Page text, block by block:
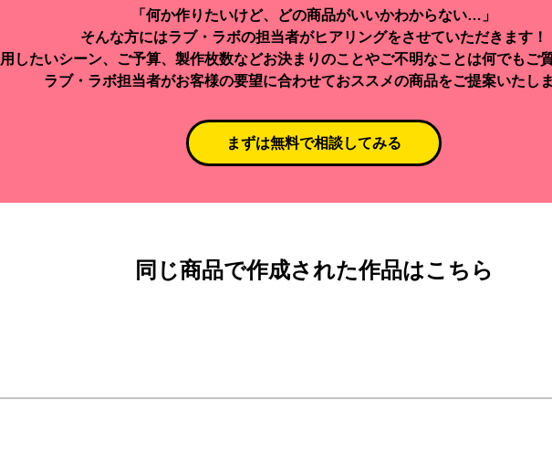
「何か作りたいけど、どの商品がいいかわからない…」
そんな方にはラブ・ラボの担当者がヒアリングをさせていただきます！
したいシーン、ご予算、製作枚数などお決まりのことやご不明なことは何でもご
ラブ・ラボ担当者がお客様の要望に合わせておススメの商品をご提案いたし
まずは無料で相談してみる
同じ商品で作成された作品はこちら